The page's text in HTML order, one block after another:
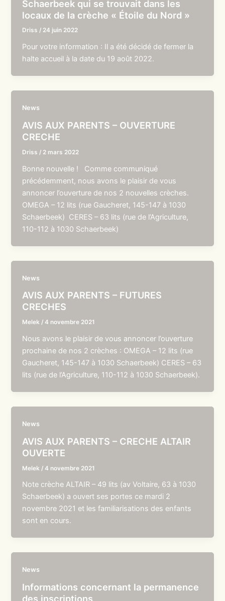
Schaerbeek qui se trouvait dans les
locaux de la crèche « Étoile du Nord »
Driss / 24 juin 2022
Pour votre information : Il a été décidé de fermer la
halte accueil à la date du 19 août 2022.
News
AVIS AUX PARENTS – OUVERTURE
CRECHE
Driss / 2 mars 2022
Bonne nouvelle ! Comme communiqué
précédemment, nous avons le plaisir de vous
annoncer l’ouverture de nos 2 nouvelles crèches.
OMEGA – 12 lits (rue Gaucheret, 145-147 à 1030
Schaerbeek) CERES – 63 lits (rue de l’Agriculture,
110-112 à 1030 Schaerbeek)
News
AVIS AUX PARENTS – FUTURES
CRECHES
Melek /4 novembre 2021
Nous avons le plaisir de vous annoncer l’ouverture
prochaine de nos 2 crèches : OMEGA – 12 lits (rue
Gaucheret, 145-147 à 1030 Schaerbeek) CERES – 63
lits (rue de l’Agriculture, 110-112 à 1030 Schaerbeek).
News
AVIS AUX PARENTS – CRECHE ALTAIR
OUVERTE
Melek /4 novembre 2021
Note crèche ALTAIR – 49 lits (av Voltaire, 63 à 1030
Schaerbeek) a ouvert ses portes ce mardi 2
novembre 2021 et les familiarisations des enfants
sont en cours.
News
Informations concernant la permanence
des inscriptions